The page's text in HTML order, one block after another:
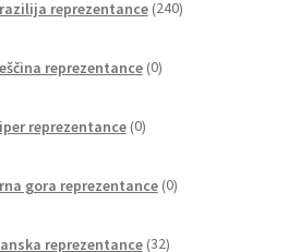
reprezentance 240izdelkov
reprezentance 0izdelkov
reprezentance 0izdelkov
gora reprezentance 0izdelkov
reprezentance 32